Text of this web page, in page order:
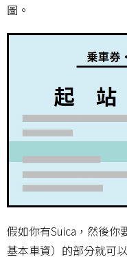
圖。
假如你有Suica，然後你
基本車資）的部分就可